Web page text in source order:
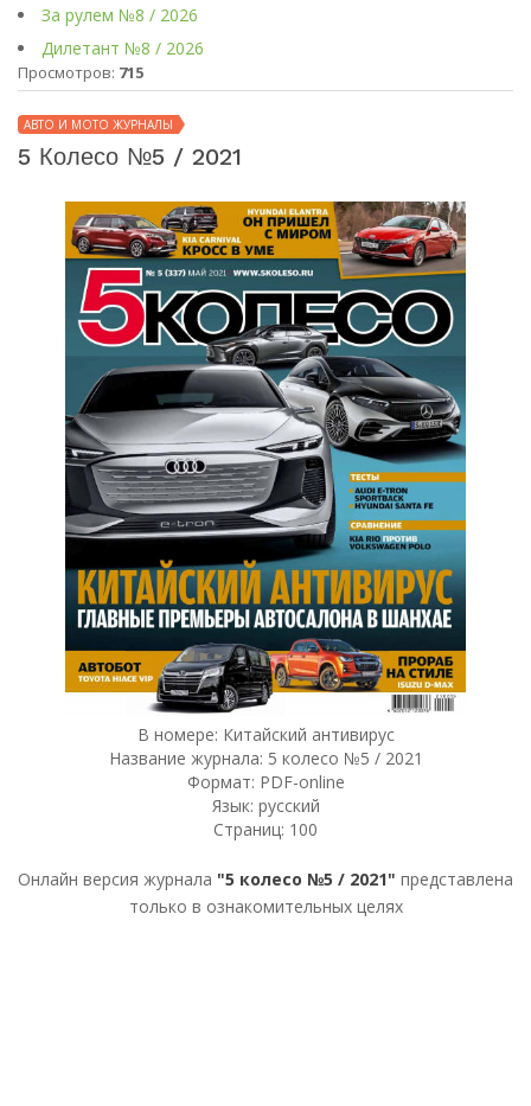
За рулем №8 / 2026
Дилетант №8 / 2026
Просмотров: 715
АВТО И МОТО ЖУРНАЛЫ
5 Колесо №5 / 2021
В номере: Китайский антивирус
Название журнала: 5 колесо №5 / 2021
Формат: PDF-online
Язык: русский
Страниц: 100
Онлайн версия журнала "5 колесо №5 / 2021" представлена
только в ознакомительных целях